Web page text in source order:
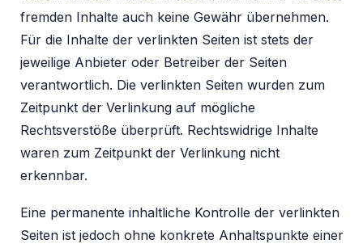
fremden Inhalte auch keine Gewähr übernehmen.
Für die Inhalte der verlinkten Seiten ist stets der
jeweilige Anbieter oder Betreiber der Seiten
verantwortlich. Die verlinkten Seiten wurden zum
Zeitpunkt der Verlinkung auf mögliche
Rechtsverstöße überprüft. Rechtswidrige Inhalte
waren zum Zeitpunkt der Verlinkung nicht
erkennbar.
Eine permanente inhaltliche Kontrolle der verlinkten
Seiten ist jedoch ohne konkrete Anhaltspunkte einer